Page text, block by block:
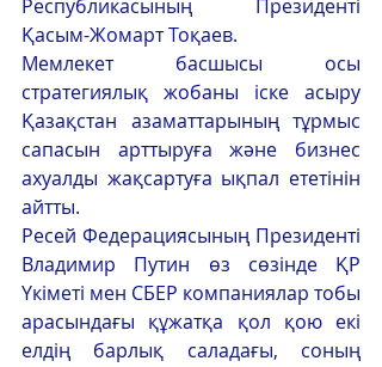
Республикасының Президенті
Қасым-Жомарт Тоқаев.
Мемлекет басшысы осы
стратегиялық жобаны іске асыру
Қазақстан азаматтарының тұрмыс
сапасын арттыруға және бизнес
ахуалды жақсартуға ықпал ететінін
айтты.
Ресей Федерациясының Президенті
Владимир Путин өз сөзінде ҚР
Үкіметі мен СБЕР компаниялар тобы
арасындағы құжатқа қол қою екі
елдің барлық саладағы, соның